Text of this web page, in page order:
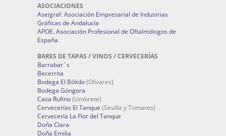
ASOCIACIONES
Aseigraf. Asociación Empresarial de Industrias
Gráficas de Andalucía
APOE. Asociación Profesional de Oftalmólogos de
España
BARES DE TAPAS / VINOS / CERVECERÍAS
Barrabar´s
Becerrita
Bodega El Bólido(Olivares)
Bodega Góngora
Casa Rufino(Umbrete)
Cervecerías El Tanque (Sevilla y Tomares)
Cervecería La Flor del Tanque
Doña Clara
Doña Emilia